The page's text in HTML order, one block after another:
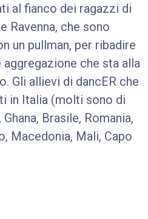
al fianco dei ragazzi di
Ravenna, che sono
un pullman, per ribadire
aggregazione che sta alla
Gli allievi di dancER che
in Italia (molti sono di
Brasile, Romania,
Macedonia, Mali, Capo